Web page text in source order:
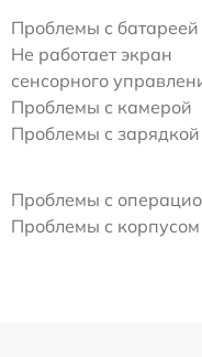
Проблемы с батареей
Не работает экран
сенсорного
Проблемы с камерой
Проблемы с зарядкой
Проблемы с
Проблемы с